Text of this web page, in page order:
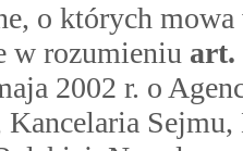
o których
w rozumieniu art.
2002 r. o
Sejmu,